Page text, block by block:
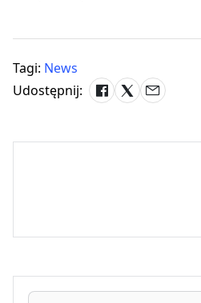
Tagi: News
Udostępnij: